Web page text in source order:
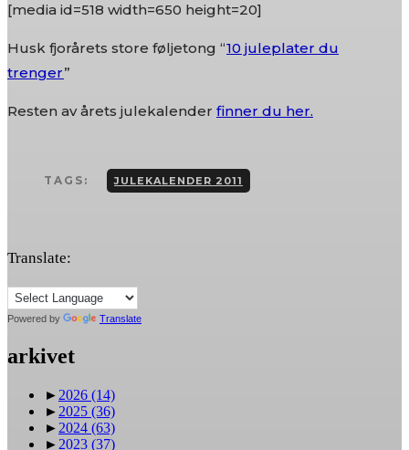
[media id=518 width=650 height=20]
Husk fjorårets store føljetong “10 juleplater du
trenger”
Resten av årets julekalender finner du her.
TAGS: JULEKALENDER 2011
Translate:
Powered by Translate
arkivet
► 2026 (14)
► 2025 (36)
► 2024 (63)
► 2023 (37)